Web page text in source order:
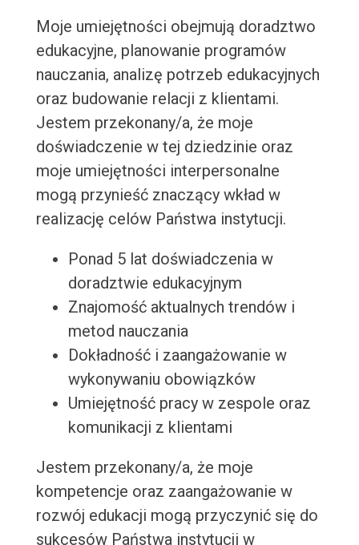
Moje umiejętności obejmują doradztwo
edukacyjne, planowanie programów
nauczania, analizę potrzeb edukacyjnych
oraz budowanie relacji z klientami.
Jestem przekonany/a, że moje
doświadczenie w tej dziedzinie oraz
moje umiejętności interpersonalne
mogą przynieść znaczący wkład w
realizację celów Państwa instytucji.
Ponad 5 lat doświadczenia w
doradztwie edukacyjnym
Znajomość aktualnych trendów i
metod nauczania
Dokładność i zaangażowanie w
wykonywaniu obowiązków
Umiejętność pracy w zespole oraz
komunikacji z klientami
Jestem przekonany/a, że moje
kompetencje oraz zaangażowanie w
rozwój edukacji mogą przyczynić się do
sukcesów Państwa instytucji w